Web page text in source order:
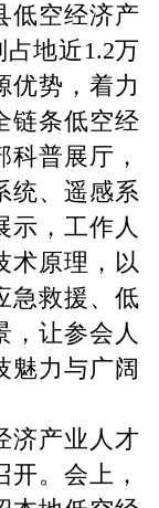
低空经济产
占地近 1.2万
优势，着力
链条低空经
普展厅，
统、遥感系
示，工作人
术原理，以
急救援、低
，让参会人
魅力与广阔
济产业人才
。会上，